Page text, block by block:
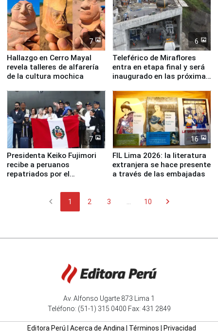
7
Hallazgo en Cerro Mayal
revela talleres de alfarería
de la cultura mochica
6
Teleférico de Miraflores
entra en etapa final y será
inaugurado en las próximas
7
Presidenta Keiko Fujimori
recibe a peruanos
repatriados por el
16
FIL Lima 2026: la literatura
extranjera se hace presente
a través de las embajadas
chevron_left 1 2 3 10 chevron_right
Av. Alfonso Ugarte 873 Lima 1
Teléfono: (51-1) 315 0400 Fax: 431 2849
Editora Perú Acerca de Andina| Términos Privacidad